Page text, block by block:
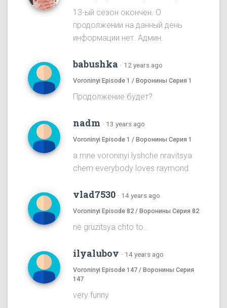
13-ый сезон окончен. О
продолжении на данный день
информации нет. Админ.
babushka · 12 years ago
Voroninyi Episode 1 / Воронины Серия 1
Продолжение будет?
nadm · 13 years ago
Voroninyi Episode 1 / Воронины Серия 1
a mne voroninyi lyshche nravitsya
chem everybody loves raymond
vlad7530 · 14 years ago
Voroninyi Episode 82 / Воронины Серия 82
ne gruzitsya chto to..
ilyalubov · 14 years ago
Voroninyi Episode 147 / Воронины Серия
147
very funny